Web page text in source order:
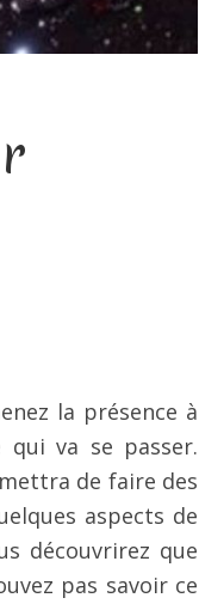
la présence à
va se passer.
de faire des
aspects de
découvrirez que
pas savoir ce